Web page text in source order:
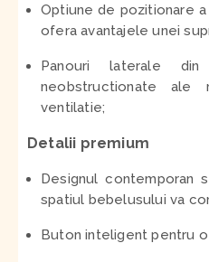
Optiune de pozitionare
ofera avantajele unei
Panouri laterale
neobstructionate
ventilatie;
Detalii premium
Designul contemporan
spatiul bebelusului va
Buton inteligent pentru